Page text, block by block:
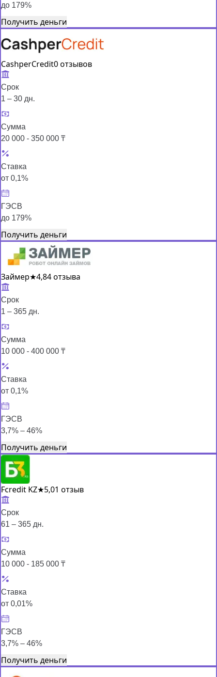
до 179%
Получить деньги
CashperCredit0 отзывов
Срок
1 – 30 дн.
Сумма
20 000 - 350 000 ₸
Ставка
от 0,1%
ГЭСВ
до 179%
Получить деньги
Займер★4,84 отзыва
Срок
1 – 365 дн.
Сумма
10 000 - 400 000 ₸
Ставка
от 0,1%
ГЭСВ
3,7% – 46%
Получить деньги
Fcredit KZ★5,01 отзыв
Срок
61 – 365 дн.
Сумма
10 000 - 185 000 ₸
Ставка
от 0,01%
ГЭСВ
3,7% – 46%
Получить деньги